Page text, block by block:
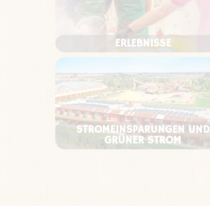
ERLEBNISSE
STROMEINSPARUNGEN UND
GRÜNER STROM